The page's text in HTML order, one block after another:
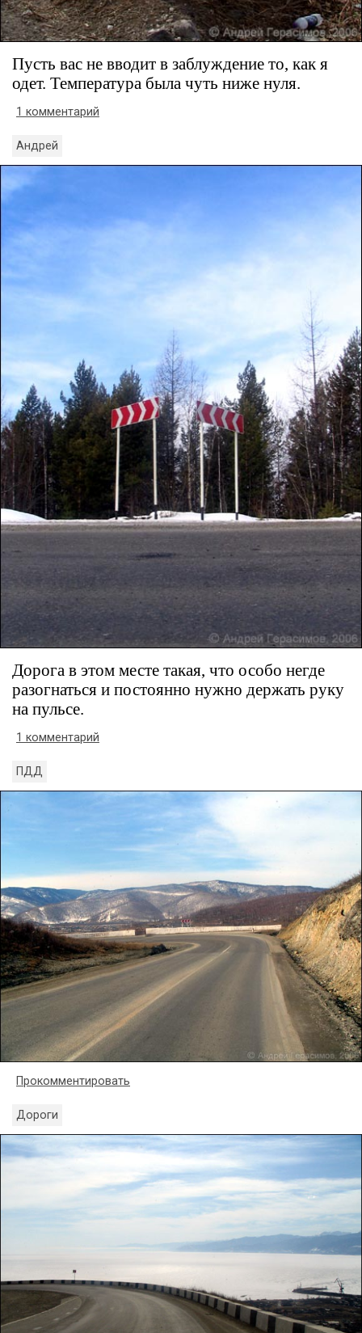
Пусть вас не вводит в заблуждение то, как я
одет. Температура была чуть ниже нуля.
1 комментарий
Андрей
Дорога в этом месте такая, что особо негде
разогнаться и постоянно нужно держать руку
на пульсе.
1 комментарий
ПДД
Прокомментировать
Дороги